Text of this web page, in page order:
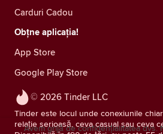
© 2026 Tinder LLC
Tinder este locul unde conexiunile
relație serioasă, ceva casual sau ceva
Carduri Cadou
Obțne aplicația!
App Store
Google Play Store
Avem grijă de confidențialitatea dvs.